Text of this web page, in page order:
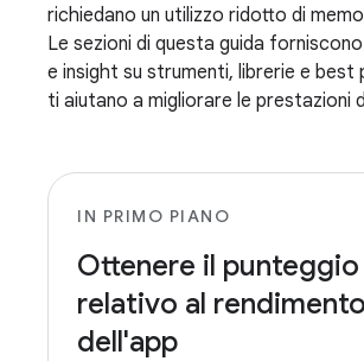
richiedano un utilizzo ridotto di
Le sezioni di questa guida
e insight su strumenti, librerie e best
ti aiutano a migliorare le prestazioni
IN PRIMO PIANO
Ottenere il punteggio
relativo al rendimento
dell'app